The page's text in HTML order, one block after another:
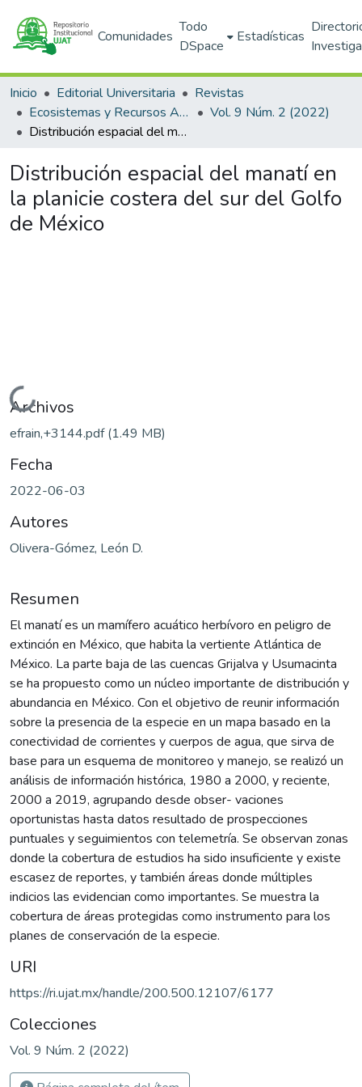
Comunidades
Todo
DSpace
Estadísticas
Inicio Editorial Universitaria
Revistas
Ecosistemas y Recursos Agropecuarios
Vol. 9 Núm. 2 (2022)
Distribución espacial del manatí en la planicie costera del sur del Golfo de México
Distribución espacial del manatí en
la planicie costera del sur del Golfo
de México
Cargando...
Archivos
efrain,+3144.pdf(1.49 MB)
Fecha
2022-06-03
Autores
Olivera-Gómez, León D.
Resumen
El manatí es un mamífero acuático herbívoro en peligro de
extinción en México, que habita la vertiente Atlántica de
México. La parte baja de las cuencas Grijalva y Usumacinta
se ha propuesto como un núcleo importante de distribución y
abundancia en México. Con el objetivo de reunir información
sobre la presencia de la especie en un mapa basado en la
conectividad de corrientes y cuerpos de agua, que sirva de
base para un esquema de monitoreo y manejo, se realizó un
análisis de información histórica, 1980 a 2000, y reciente,
2000 a 2019, agrupando desde obser- vaciones
oportunistas hasta datos resultado de prospecciones
puntuales y seguimientos con telemetría. Se observan zonas
donde la cobertura de estudios ha sido insuficiente y existe
escasez de reportes, y también áreas donde múltiples
indicios las evidencian como importantes. Se muestra la
cobertura de áreas protegidas como instrumento para los
planes de conservación de la especie.
URI
https://ri.ujat.mx/handle/200.500.12107/6177
Colecciones
Vol. 9 Núm. 2 (2022)